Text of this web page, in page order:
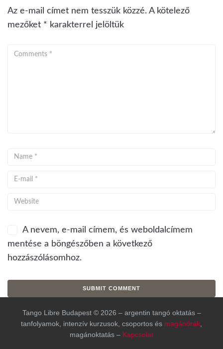
Az e-mail címet nem tesszük közzé. A kötelező
mezőket * karakterrel jelöltük
A nevem, e-mail címem, és weboldalcímem
mentése a böngészőben a következő
hozzászólásomhoz.
Tango Libre Budapest © 2026 – argentin tangó oktatás –
tanfolyamok, intenzív kurzusok, csoportos és magánórák
magánoktatás – Kapcsolat